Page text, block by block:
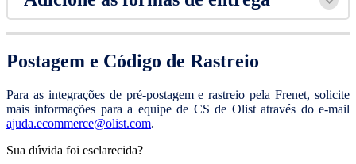
Postagem e Código de Rastreio
Para as integrações de pré-postagem e rastreio pela Frenet, solicite
mais informações para a equipe de CS de Olist através do e-mail
ajuda.ecommerce@olist.com.
Sua dúvida foi esclarecida?